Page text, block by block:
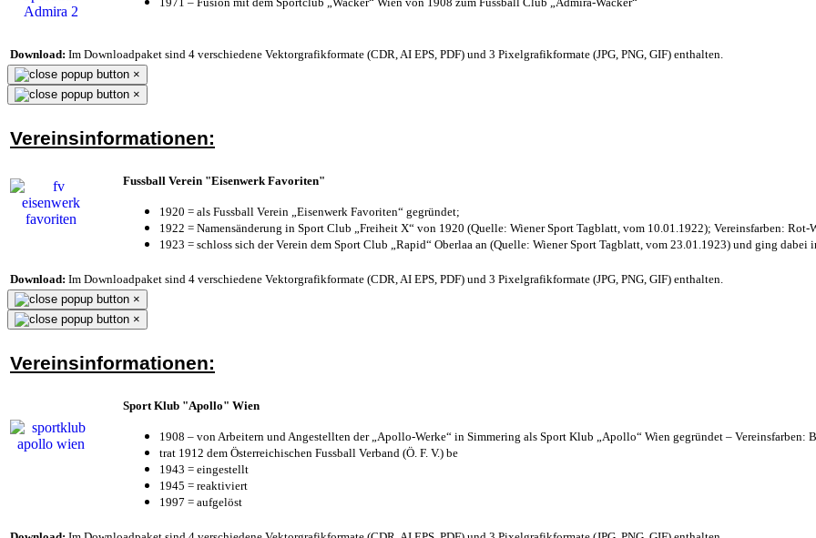
Download: Im Downloadpaket sind 4 verschiedene Vektorgrafikformate (CDR, AI EPS, PDF) und 3 Pixelgrafikformate (JPG, PNG, GIF) enthalten.
×
×
Vereinsinformationen:
Fussball Verein "Eisenwerk Favoriten"
1920 = als Fussball Verein „Eisenwerk Favoriten“ gegründet;
1922 = Namensänderung in Sport Club „Freiheit X“ von 1920 (Quelle: Wiener Sport Tagblatt, vom 10.01.1922); Vereinsfarben: Rot-
1923 = schloss sich der Verein dem Sport Club „Rapid“ Oberlaa an (Quelle: Wiener Sport Tagblatt, vom 23.01.1923) und ging dabei
Download: Im Downloadpaket sind 4 verschiedene Vektorgrafikformate (CDR, AI EPS, PDF) und 3 Pixelgrafikformate (JPG, PNG, GIF) enthalten.
×
×
Vereinsinformationen:
Sport Klub "Apollo" Wien
1908 – von Arbeitern und Angestellten der „Apollo-Werke“ in Simmering als Sport Klub „Apollo“ Wien gegründet – Vereinsfarben:
trat 1912 dem Österreichischen Fussball Verband (Ö. F. V.) be
1943 = eingestellt
1945 = reaktiviert
1997 = aufgelöst